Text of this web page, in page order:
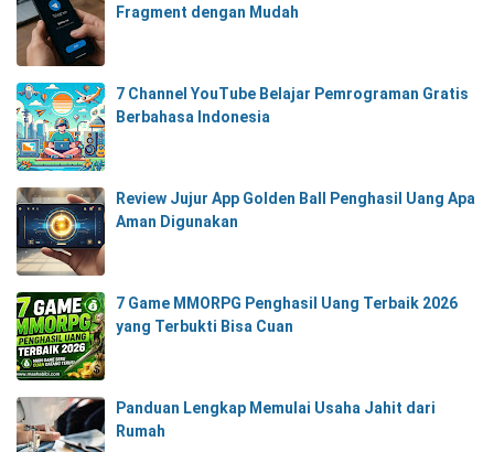
Fragment dengan Mudah
7 Channel YouTube Belajar Pemrograman Gratis
Berbahasa Indonesia
Review Jujur App Golden Ball Penghasil Uang Apa
Aman Digunakan
7 Game MMORPG Penghasil Uang Terbaik 2026
yang Terbukti Bisa Cuan
Panduan Lengkap Memulai Usaha Jahit dari
Rumah